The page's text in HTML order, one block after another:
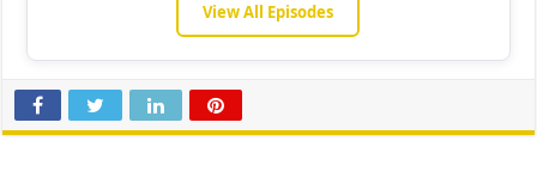
View All Episodes